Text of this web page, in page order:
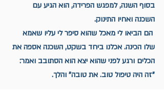
בסוף השנה, למפגש הפרידה, הוא הגיע עם
השכנה ואחיו התינוק.
הם הביאו לי מאכל שהוא סיפר לי עליו שאמא
שלו הכינה. אכלנו ביחד בשקט, השכנה אספה את
הכלים ורגע לפני שהוא יצא הוא הסתובב ואמר:
"זה היה טיפול טוב. את טובה" והלך.